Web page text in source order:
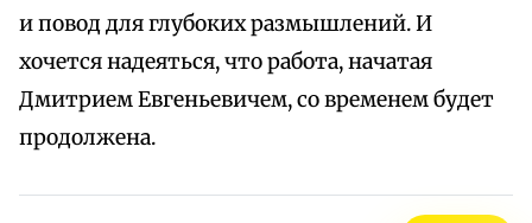
и повод для глубоких размышлений. И
хочется надеяться, что работа, начатая
Дмитрием Евгеньевичем, со временем будет
продолжена.